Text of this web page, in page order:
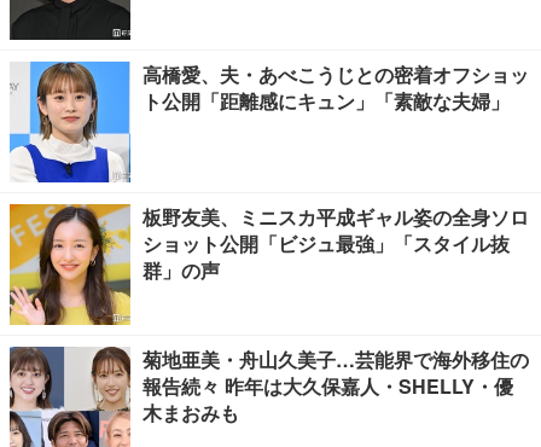
高橋愛、夫・あべこうじとの密着オフショッ
ト公開「距離感にキュン」「素敵な夫婦」
板野友美、ミニスカ平成ギャル姿の全身ソロ
ショット公開「ビジュ最強」「スタイル抜
群」の声
菊地亜美・舟山久美子…芸能界で海外移住の
報告続々 昨年は大久保嘉人・SHELLY・優
木まおみも